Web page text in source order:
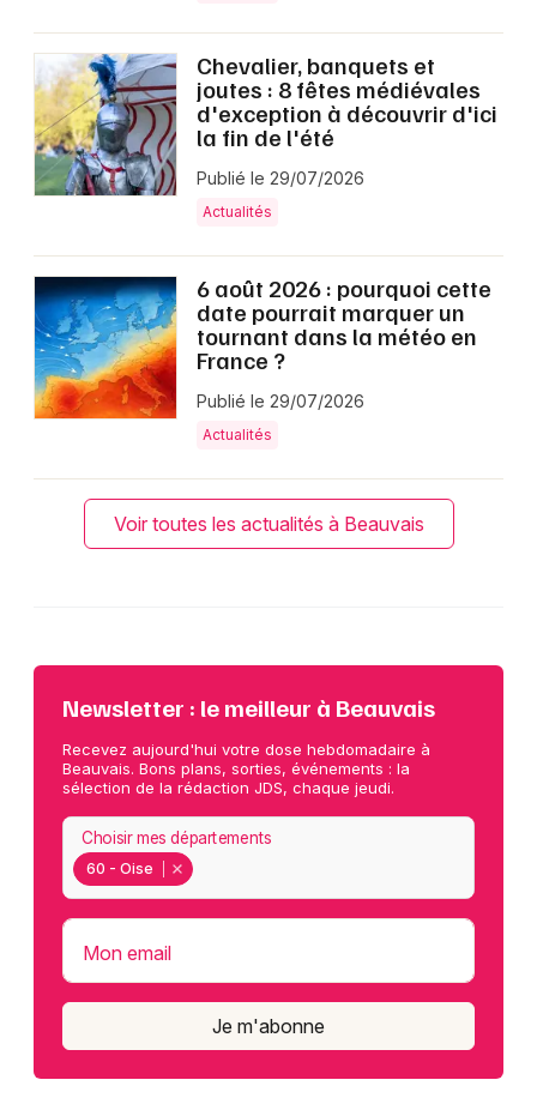
Chevalier, banquets et
joutes : 8 fêtes médiévales
d'exception à découvrir d'ici
la fin de l'été
Publié le 29/07/2026
Actualités
6 août 2026 : pourquoi cette
date pourrait marquer un
tournant dans la météo en
France ?
Publié le 29/07/2026
Actualités
Voir toutes les actualités à Beauvais
Newsletter : le meilleur à Beauvais
Recevez aujourd'hui votre dose hebdomadaire à
Beauvais. Bons plans, sorties, événements : la
sélection de la rédaction JDS, chaque jeudi.
60 - Oise
Choisir mes départements
Mon email
Je m'abonne